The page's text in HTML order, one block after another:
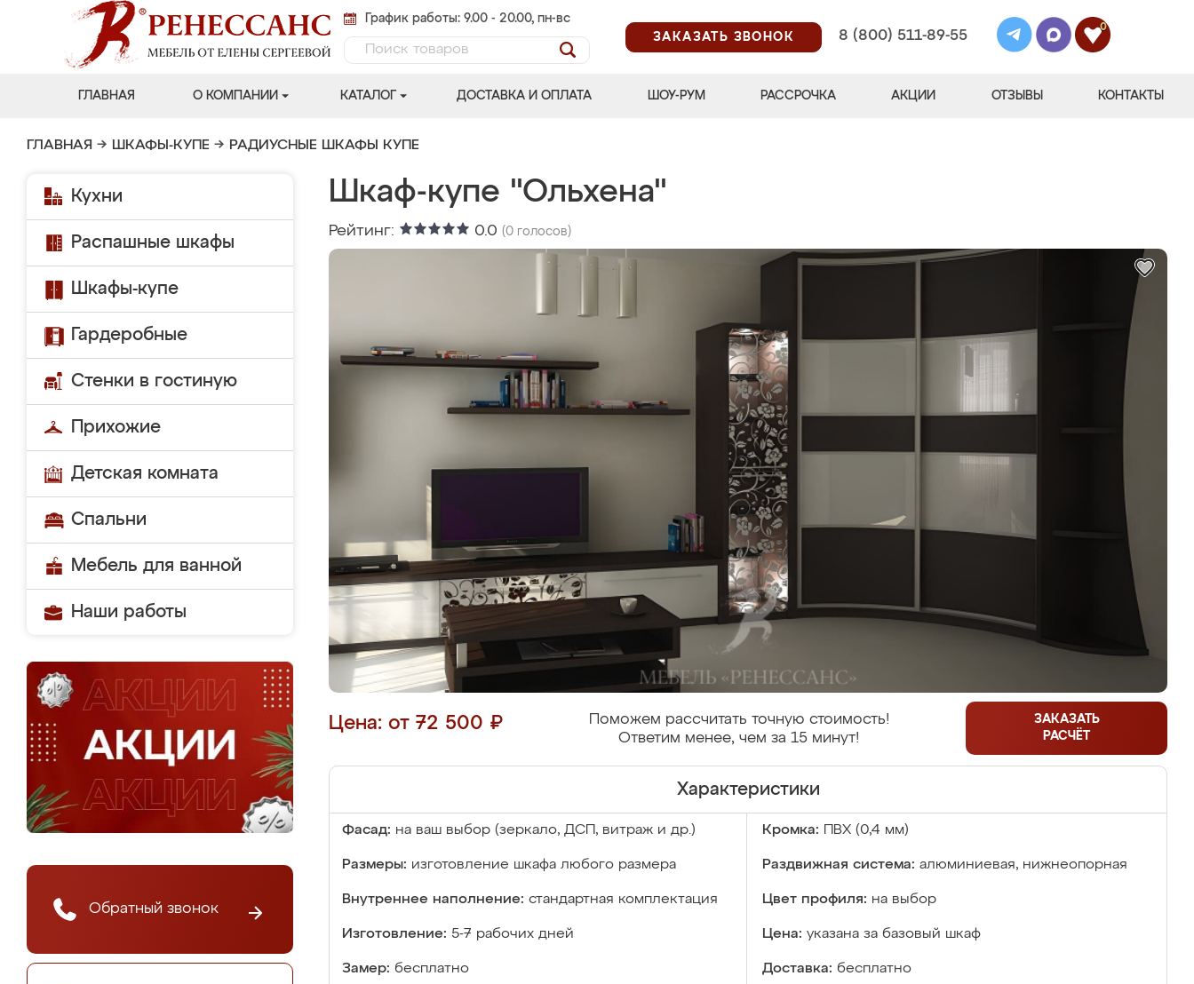
График работы: 9.00 - 20.00, пн-вс
ЗАКАЗАТЬ ЗВОНОК
8 (800) 511-89-55
0
ГЛАВНАЯ О КОМПАНИИ КАТАЛОГ ДОСТАВКА И ОПЛАТА ШОУ-РУМ РАССРОЧКА АКЦИИ ОТЗЫВЫ КОНТАКТЫ
ГЛАВНАЯ → ШКАФЫ-КУПЕ → РАДИУСНЫЕ ШКАФЫ КУПЕ
Кухни
Распашные шкафы
Шкафы-купе
Гардеробные
Стенки в гостиную
Прихожие
Детская комната
Спальни
Мебель для ванной
Наши работы
Обратный звонок
Шкаф-купе "Ольхена"
Рейтинг: 0.0 (0 голосов)
Цена: от 72 500 ₽
Поможем рассчитать точную стоимость!
Ответим менее, чем за 15 минут!
ЗАКАЗАТЬ
РАСЧЁТ
Характеристики
Фасад: на ваш выбор (зеркало, ДСП, витраж и др.) Кромка: ПВХ (0,4 мм)
Размеры: изготовление шкафа любого размера Раздвижная система: алюминиевая, нижнеопорная
Внутреннее наполнение: стандартная комплектация Цвет профиля: на выбор
Изготовление: 5-7 рабочих дней Цена: указана за базовый шкаф
Замер: бесплатно Доставка: бесплатно